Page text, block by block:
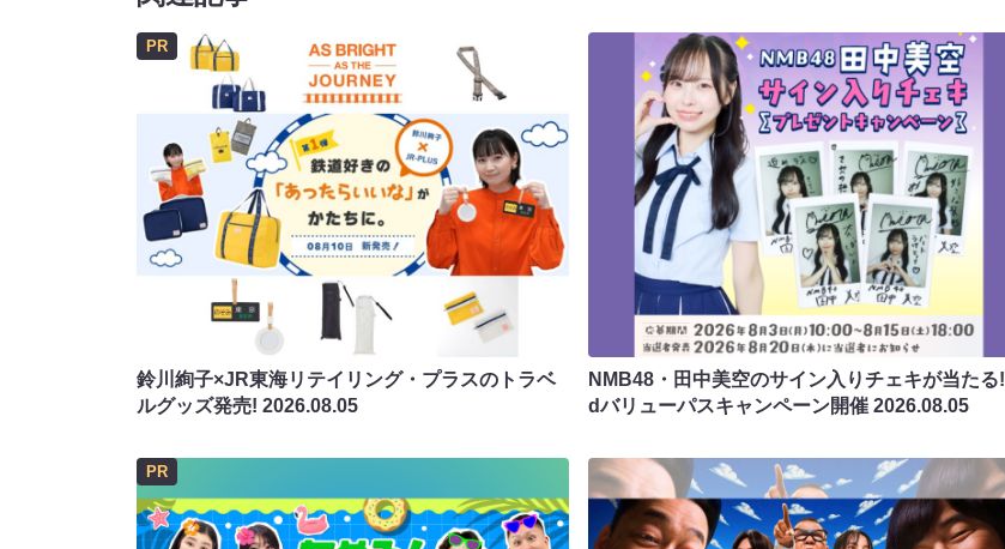
PR
鈴川絢子×JR東海リテイリング・プラスのトラベ
ルグッズ発売! 2026.08.05
NMB48・田中美空のサイン入りチェキが当たる!
dバリューパスキャンペーン開催2026.08.05
PR